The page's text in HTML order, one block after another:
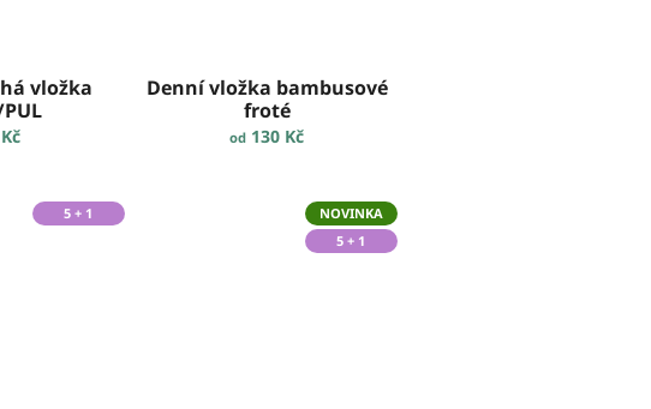
vložka
Denní vložka bambusové
froté
od 130 Kč
5 + 1
NOVINKA
5 + 1